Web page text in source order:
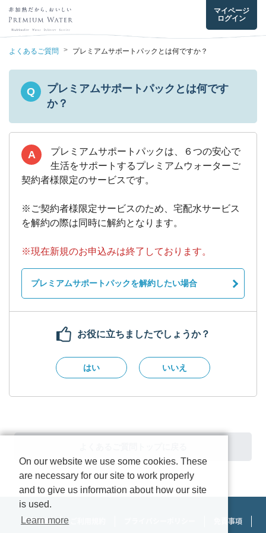
マイページ
ログイン
よくあるご質問 > プレミアムサポートパックとは何ですか？
Q
プレミアムサポートパックとは何です
か？
A
プレミアムサポートパックは、６つの安心で
生活をサポートするプレミアムウォーターご
契約者様限定のサービスです。
※ご契約者様限定サービスのため、宅配水サービス
を解約の際は同時に解約となります。
※現在新規のお申込みは終了しております。
プレミアムサポートパックを解約したい場合
お役に立ちましたでしょうか？
はい いいえ
企業情報 免責事項
On our website we use some cookies. These
are necessary for our site to work properly
and to give us information about how our site
is used.
Learn more